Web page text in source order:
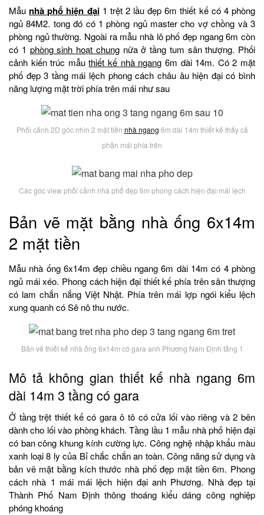
Mẫu nhà phố hiện đại1 trệt 2 lầu đẹp 6m thiết kế có 4 phòng
ngủ 84M2. tong đó có 1 phòng ngủ master cho vợ chồng và 3
phòng ngủ thường. Ngoài ra mẫu nhà lô phố đẹp ngang 6m còn
có 1 phòng sinh hoạt chungnữa ở tầng tum sân thượng. Phối
cảnh kiến trúc mẫuthiết kế nhà ngang 6m dài 14m. Có 2 mặt
phố đẹp 3 tầng mái lệch phong cách châu âu hiện đại có bình
năng lượng mặt trời phía trên mái như sau
Phối cảnh 2D góc nhìn 2 mặt tiền nhà ngang 6m dài 14m thiết kế thấy cả
phần mái phía trên
Các góc view phối cảnh nhà phố đẹp 6m phong cách hiện đại mái lệch
Bản vẽ mặt bằng nhà ống 6x14m
2 mặt tiền
Mẫu nhà ống 6x14m đẹp chiều ngang 6m dài 14m có 4 phòng
ngủ mái xéo. Phong cách hiện đại thiết kế phía trên sân thượng
có lam chắn nắng Việt Nhật. Phía trên mái lợp ngói kiểu lệch
xung quanh có Sê nô thu nước.
Bản vẽ thiết kế nhà ống 6x14m có gara anh Phương Nam Định tầng 1
Mô tả không gian thiết kế nhà ngang 6m
dài 14m 3 tầng có gara
Ở tầng trệt thiết kế có gara ô tô có cửa lối vào riêng và 2 bên
dành cho lối vào phòng khách. Tầng lầu 1 mẫu nhà phố hiện đại
có ban công khung kính cường lực. Công nghệ nhập khẩu màu
xanh loại 8 ly của Bỉ chắc chắn an toàn. Công năng sử dụng và
bản vẽ mặt bằng kích thước nhà phố đẹp mặt tiền 6m. Phong
cách nhà 1 mái mái lệch hiện đại anh Phương. Nhà đẹp tại
Thành Phố Nam Định thông thoáng kiểu dáng công nghiệp
phóng khoáng